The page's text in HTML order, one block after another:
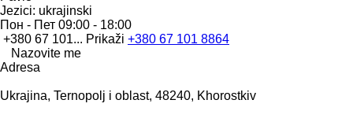
Jezici: ukrajinski
Пон - Пет 09:00 - 18:00
+380 67 101... Prikaži +380 67 101 8864
Nazovite me
Adresa
Ukrajina, Ternopolj i oblast, 48240, Khorostkiv